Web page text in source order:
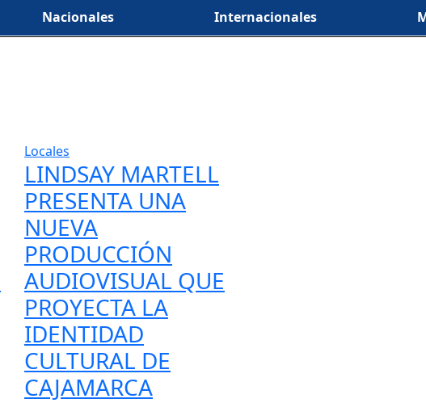
Nacionales Internacionales
Locales
LINDSAY MARTELL
PRESENTA UNA
NUEVA
PRODUCCIÓN
AUDIOVISUAL QUE
PROYECTA LA
IDENTIDAD
CULTURAL DE
CAJAMARCA